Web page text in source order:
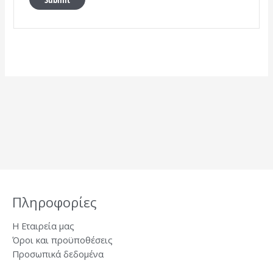
Πληροφορίες
Η Εταιρεία μας
Όροι και προϋποθέσεις
Προσωπικά δεδομένα